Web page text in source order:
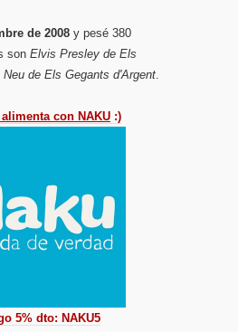
de 2008 y pesé 380
son Elvis Presley de Els
Neu de Els Gegants d'Argent.
con NAKU :)
5% dto: NAKU5